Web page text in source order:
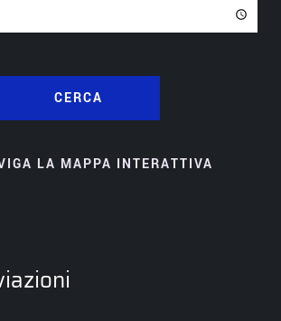
CERCA
LA MAPPA INTERATTIVA